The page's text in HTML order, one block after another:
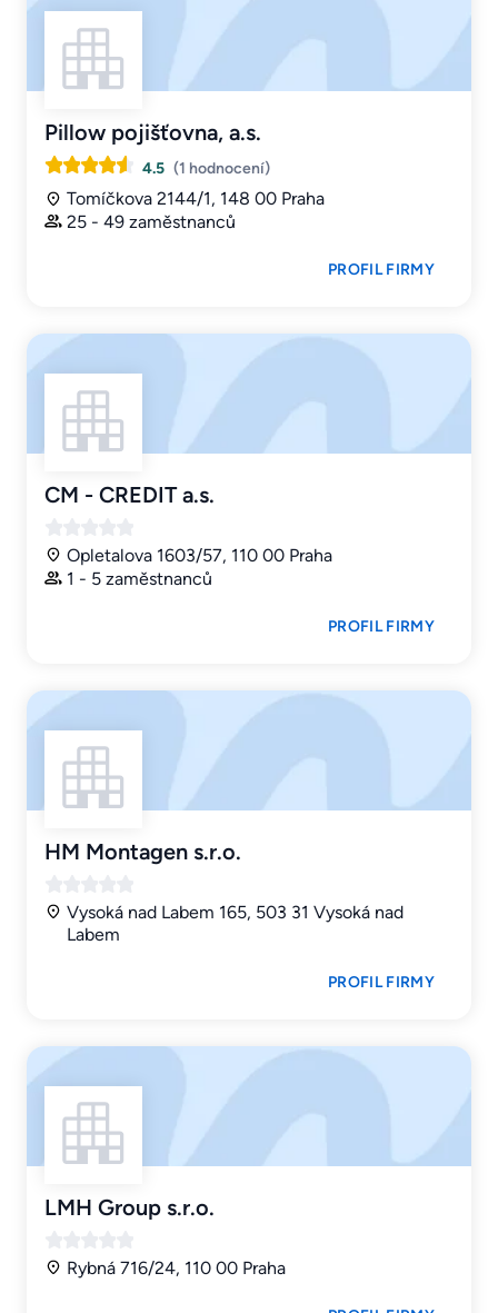
Pillow pojišťovna, a.s.
4.5 (1 hodnocení)
Tomíčkova 2144/1, 148 00 Praha
25 - 49 zaměstnanců
PROFIL FIRMY
CM - CREDIT a.s.
Opletalova 1603/57, 110 00 Praha
1 - 5 zaměstnanců
PROFIL FIRMY
HM Montagen s.r.o.
Vysoká nad Labem 165, 503 31 Vysoká nad
Labem
PROFIL FIRMY
LMH Group s.r.o.
Rybná 716/24, 110 00 Praha